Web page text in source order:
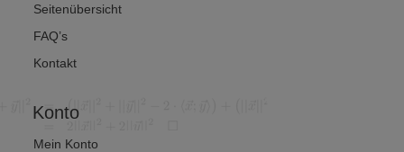
Seitenübersicht
FAQ’s
Kontakt
Konto
Mein Konto